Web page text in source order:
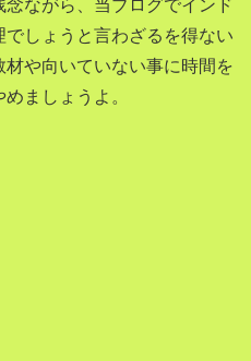
ながら、当ブログでインド
しょうと言わざるを得ない
や向いていない事に時間を
ましょうよ。